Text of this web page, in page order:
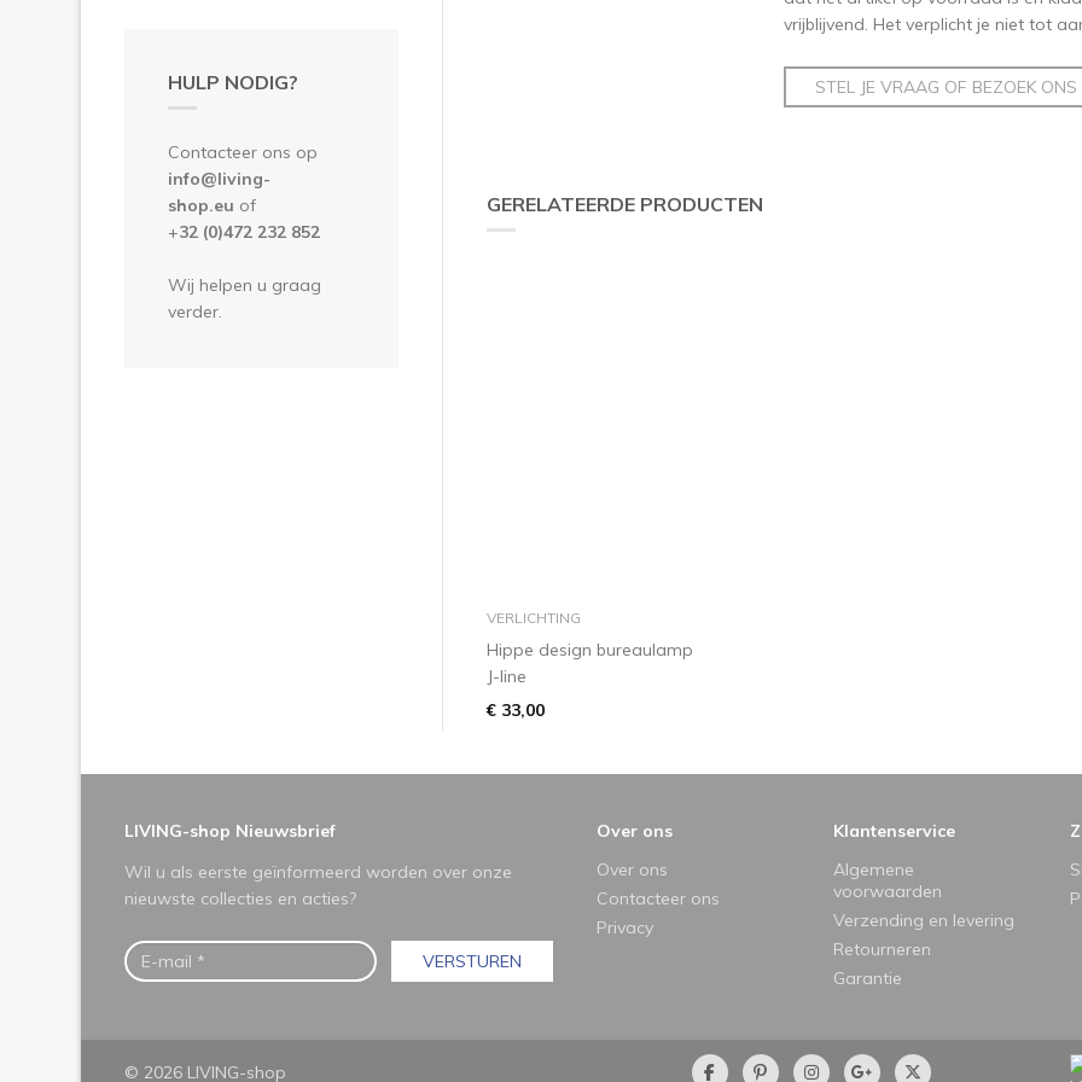
HULP NODIG?
Contacteer ons op
info@living-
shop.eu of
+32 (0)472 232 852
Wij helpen u graag
verder.
vrijblijvend. Het verplicht je niet tot
STEL JE VRAAG OF BEZOEK ONS
GERELATEERDE PRODUCTEN
in winkelmandje
VERLICHTING
Hippe design bureaulamp
J-line
€ 33,00
LIVING-shop Nieuwsbrief
Wil u als eerste geïnformeerd worden over onze
nieuwste collecties en acties?
VERSTUREN
Over ons
Over ons
Contacteer ons
Privacy
Klantenservice
Algemene
voorwaarden
Verzending en levering
Retourneren
Garantie
© 2026 LIVING-shop